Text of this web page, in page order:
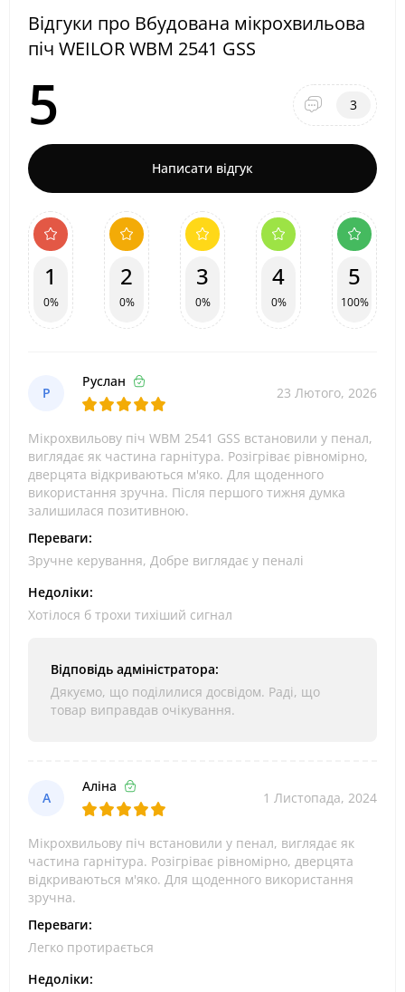
Відгуки про Вбудована мікрохвильова
піч WEILOR WBM 2541 GSS
5 3
Написати відгук
1
0%
2
0%
3
0%
4
0%
5
100%
Р
Руслан
23 Лютого, 2026
Мікрохвильову піч WBM 2541 GSS встановили у пенал,
виглядає як частина гарнітура. Розігріває рівномірно,
дверцята відкриваються м'яко. Для щоденного
використання зручна. Після першого тижня думка
залишилася позитивною.
Переваги:
Зручне керування, Добре виглядає у пеналі
Недоліки:
Хотілося б трохи тихіший сигнал
Відповідь адміністратора:
Дякуємо, що поділилися досвідом. Раді, що
товар виправдав очікування.
А
Аліна
1 Листопада, 2024
Мікрохвильову піч встановили у пенал, виглядає як
частина гарнітура. Розігріває рівномірно, дверцята
відкриваються м'яко. Для щоденного використання
зручна.
Переваги:
Легко протирається
Недоліки: